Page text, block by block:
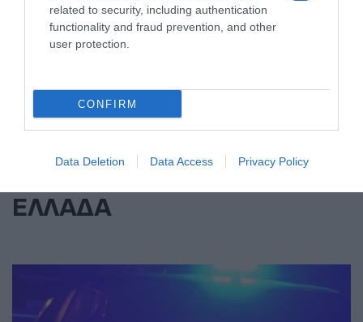
related to security, including authentication
functionality and fraud prevention, and other
user protection.
CONFIRM
Data Deletion Data Access Privacy Policy
ΕΛΛΑΔΑ